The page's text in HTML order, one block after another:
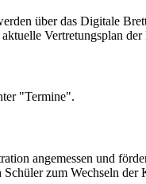
über das Digitale
Vertretungsplan
"Termine".
angemessen und
zum Wechseln der